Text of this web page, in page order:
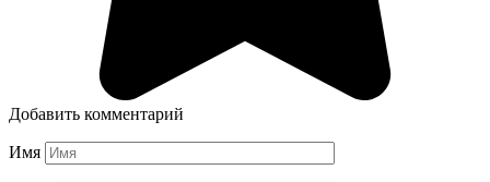
Добавить комментарий
Имя